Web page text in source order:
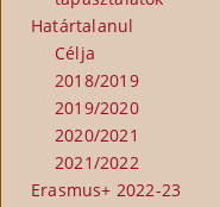
Határtalanul
Célja
2018/2019
2019/2020
2020/2021
2021/2022
Erasmus+ 2022-23